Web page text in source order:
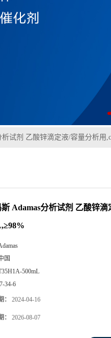
析试剂 乙酸锌滴定液/容量分析用
斯 Adamas分析试剂 乙酸锌
国
500mL
34-6
： 2024-04-16
： 2026-08-07